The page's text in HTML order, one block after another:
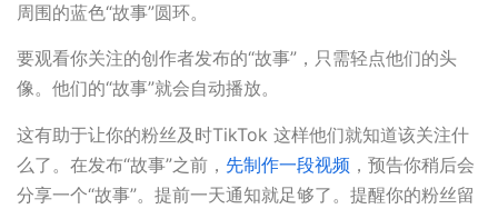
周围的蓝色“故事”圆环。
要观看你关注的创作者发布的“故事”，只需轻点他们的头
像。他们的“故事”就会自动播放。
这有助于让你的粉丝及时TikTok 这样他们就知道该关注什
么了。在发布“故事”之前， 先制作一段视频 ，预告你稍后会
分享一个“故事”。提前一天通知就足够了。提醒你的粉丝留